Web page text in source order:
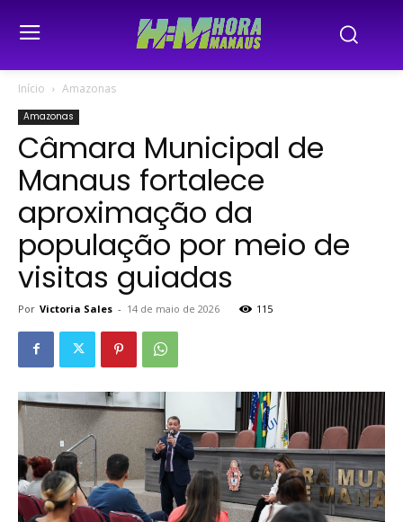
Início Amazonas
Amazonas
Câmara Municipal de
Manaus fortalece
aproximação da
população por meio de
visitas guiadas
Por Victoria Sales - 14 de maio de 2026 115